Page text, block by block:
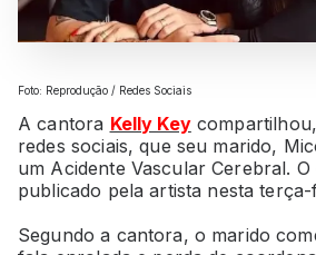
Foto: Reprodução / Redes Sociais
A cantora Kelly Key
redes sociais, que seu marido,
um Acidente Vascular Cerebral.
publicado pela artista nesta
Segundo a cantora, o marido